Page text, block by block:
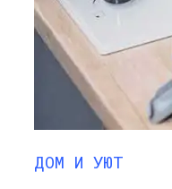
ДОМ И УЮТ